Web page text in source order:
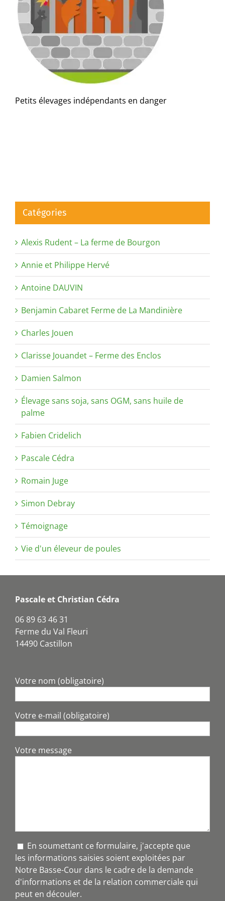
Petits élevages indépendants en danger
Catégories
Alexis Rudent – La ferme de Bourgon
Annie et Philippe Hervé
Antoine DAUVIN
Benjamin Cabaret Ferme de La Mandinière
Charles Jouen
Clarisse Jouandet – Ferme des Enclos
Damien Salmon
Élevage sans soja, sans OGM, sans huile de
palme
Fabien Cridelich
Pascale Cédra
Romain Juge
Simon Debray
Témoignage
Vie d'un éleveur de poules
Pascale et Christian Cédra
06 89 63 46 31
Ferme du Val Fleuri
14490 Castillon
Votre nom (obligatoire)
Votre e-mail (obligatoire)
Votre message
En soumettant ce formulaire, j'accepte que
les informations saisies soient exploitées par
Notre Basse-Cour dans le cadre de la demande
d'informations et de la relation commerciale qui
peut en découler.